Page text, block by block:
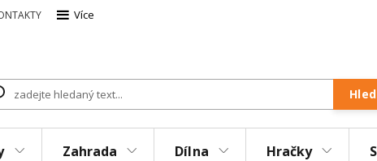
Více
Zahrada Dílna Hračky